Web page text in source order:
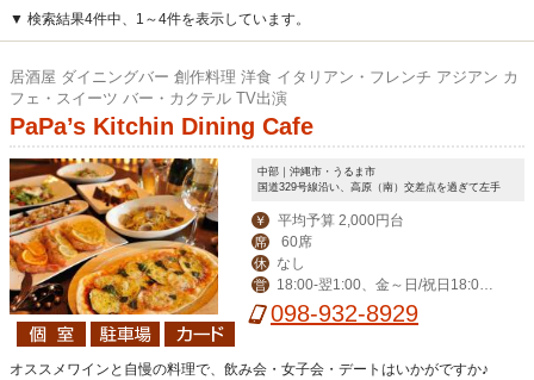
キッズルーム
安い デート
▼ 検索結果4件中、1～4件を表示しています。
居酒屋 ダイニングバー 創作料理 洋食 イタリアン・フレンチ アジアン カ
フェ・スイーツ バー・カクテル TV出演
PaPa’s Kitchin Dining Cafe
中部｜沖縄市・うるま市
国道329号線沿い、高原（南）交差点を過ぎて左手
￥ 平均予算 2,000円台
席 60席
休 なし
営
18:00‐翌1:00、金～日/祝日18:00-
翌2:00098-932-8929
オススメワインと自慢の料理で、飲み会・女子会・デートはいかがですか♪